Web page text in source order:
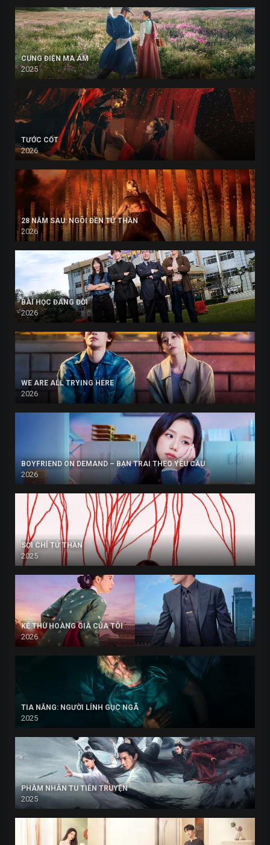
CUNG ĐIỆN MA ÁM
2025
TƯỚC CỐT
2026
28 NĂM SAU: NGÔI ĐỀN TỬ THẦN
2026
BÀI HỌC ĐÁNG ĐỜI
2026
WE ARE ALL TRYING HERE
2026
BOYFRIEND ON DEMAND – BẠN TRAI THEO YÊU CẦU
2026
SỢI CHỈ TỬ THẦN
2025
KẺ THÙ HOÀNG GIA CỦA TÔI
2026
TIA NẮNG: NGƯỜI LÍNH GỤC NGÃ
2025
PHÀM NHÂN TU TIÊN TRUYỆN
2025